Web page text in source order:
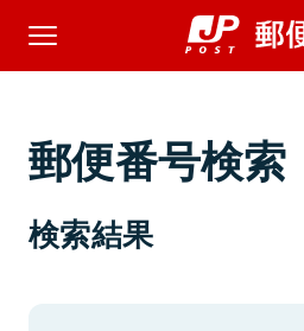
郵便番号検索
検索結果